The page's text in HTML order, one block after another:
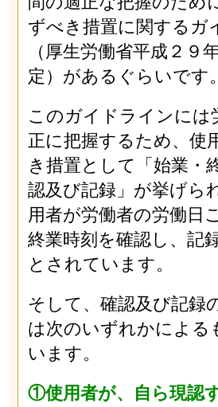
ずべき措置に関するガ
（厚生労働省平成２９
定）があるぐらいです。
このガイドラインには
正に把握するため、使
き措置として「始業・
認及び記録」が挙げら
用者が労働者の労働日
終業時刻を確認し、記
とされています。
そして、確認及び記録
は次のいずれかによる
います。
①使用者が、自ら現認